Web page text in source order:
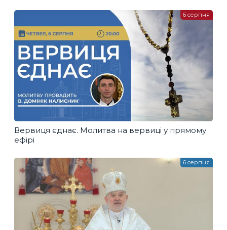
Вервиця єднає. Молитва на вервиці у прямому
ефірі
6 серпня
6 серпня